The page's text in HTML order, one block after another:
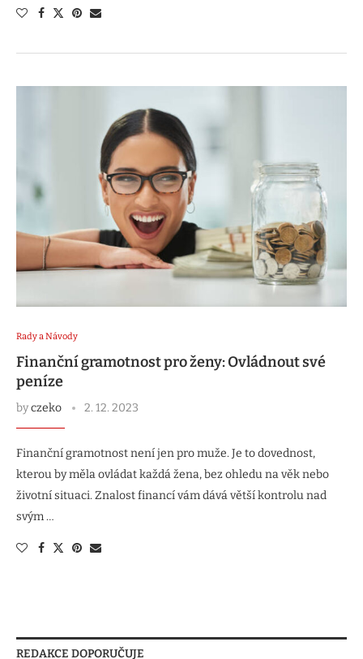
Rady a Návody
Finanční gramotnost pro ženy: Ovládnout své
peníze
byczeko 2. 12. 2023
Finanční gramotnost není jen pro muže. Je to dovednost,
kterou by měla ovládat každá žena, bez ohledu na věk nebo
životní situaci. Znalost financí vám dává větší kontrolu nad
svým …
REDAKCE DOPORUČUJE